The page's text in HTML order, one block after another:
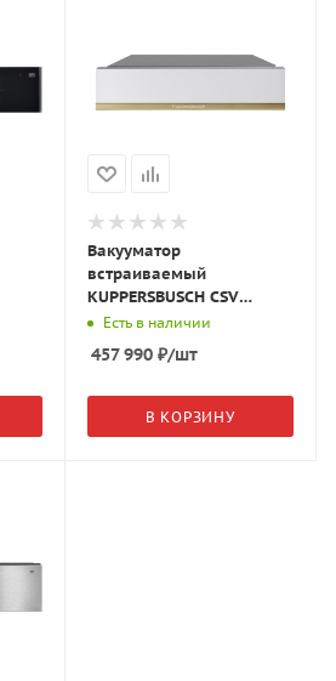
Вакууматор
встраиваемый
KUPPERSBUSCH CSV
6800.0 W4 белое
стекло/Gold
Есть в наличии
457 990₽/шт
В КОРЗИНУ